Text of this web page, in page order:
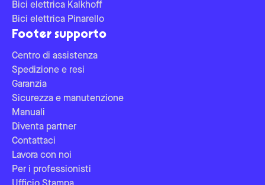
Bici elettrica Kalkhoff
Bici elettrica Pinarello
Footer supporto
Centro di assistenza
Spedizione e resi
Garanzia
Sicurezza e manutenzione
Manuali
Diventa partner
Contattaci
Lavora con noi
Per i professionisti